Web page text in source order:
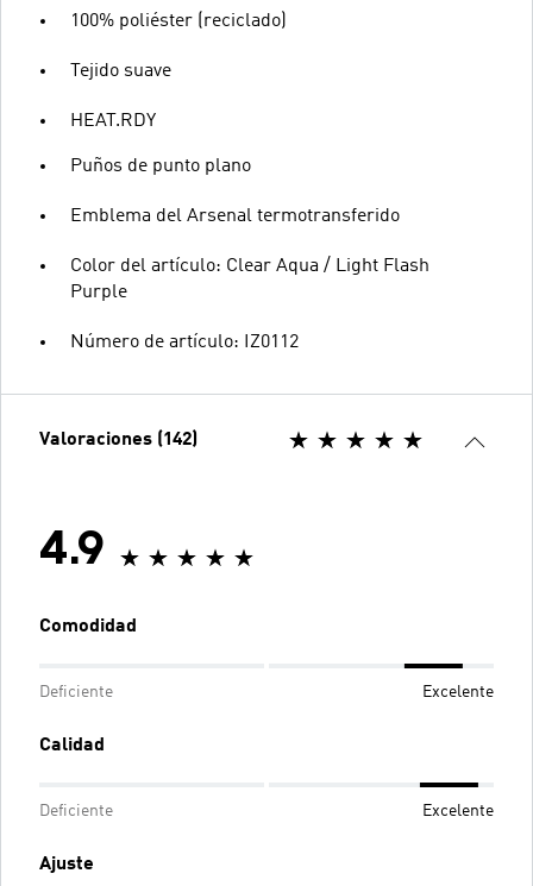
100% poliéster (reciclado)
Tejido suave
HEAT.RDY
Puños de punto plano
Emblema del Arsenal termotransferido
Color del artículo: Clear Aqua / Light Flash
Purple
Número de artículo: IZ0112
Valoraciones (142)
4.9
Comodidad
Deficiente Excelente
Calidad
Deficiente Excelente
Ajuste